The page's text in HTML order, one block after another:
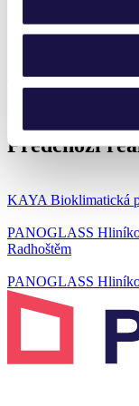
Produkty
HLINÍKOVÝ
Od 224 325 Kč
Předchozí
KAYA Bioklimatická
PANOGLASS
Radhoštěm
PANOGLASS